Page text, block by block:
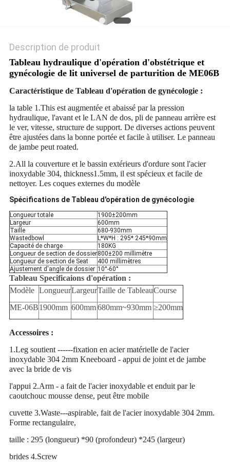
Description de produit
Tableau hydraulique d'opération d'obstétrique et
gynécologie de lit universel de parturition de ME06B
Caractéristique de Tableau d'opération de gynécologie :
la table 1.This est augmentée et abaissé par la pression
hydraulique, l'avant et le LAN de dos, pli de panneau arrière est
le ver, vitesse, structure de support. De diverses actions peuvent
être ajustées dans la bonne portée et facile à utiliser. Le panneau
de jambe peut roated.
2.All la couverture et le bassin extérieurs d'ordure sont l'acier
inoxydable 304, thickness1.5mm, il est spécieux et facile de
nettoyer. Les coques externes du modèle
Spécifications de Tableau d'opération de gynécologie
Longueur totale
1900±200mm
Largeur
600mm
Taille
680-930mm
Wastedbowl
L*W*H : 295* 245*90mm
Capacité de charge
180KG
Longueur de section de dossier800±200 millimètre
Longueur de section de Seat
400 millimètres
Ajustement d'angle de dossier 10°-60°
Tableau Specificaions d'opération :
Modèle LongueurLargeurTaille de TableauCourse
ME-06B1900mm 600mm680mm~930mm ≥200mm
Accessoires :
1.Leg soutient ------fixation en acier matérielle de l'acier
inoxydable 304 2mm Kneeboard - appui de joint et de jambe
avec la bride de vis
l'appui 2.Arm - a fait de l'acier inoxydable et enduit par le
caoutchouc mousse dense, peut être mobile
cuvette 3.Waste---aspirable, fait de l'acier inoxydable 304 2mm.
Forme rectangulaire,
taille : 295 (longueur) *90 (profondeur) *245 (largeur)
brides 4.Screw